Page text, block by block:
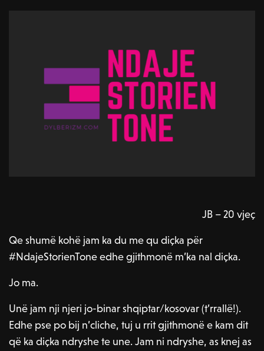
JB – 20 vjeç
Qe shumë kohë jam ka du me qu diçka për
#NdajeStorienTone edhe gjithmonë m’ka nal diçka.
Jo ma.
Unë jam nji njeri jo-binar shqiptar/kosovar (t’rrallë!).
Edhe pse po bij n’cliche, tuj u rrit gjithmonë e kam dit
që ka diçka ndryshe te une. Jam ni ndryshe, as knej as